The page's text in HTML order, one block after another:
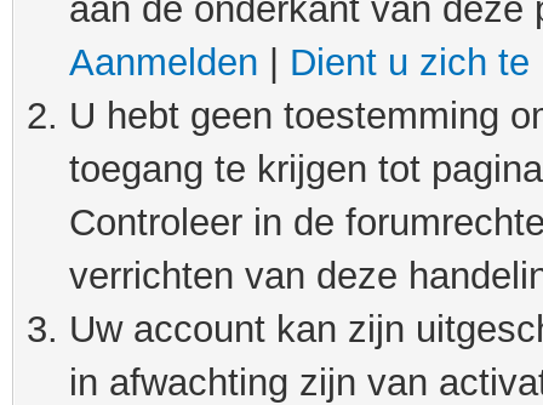
aan de onderkant van
Aanmelden
Dient u zich te
U hebt geen toestemming
toegang te krijgen tot
Controleer in de
verrichten van deze
Uw account kan zijn
in afwachting zijn van